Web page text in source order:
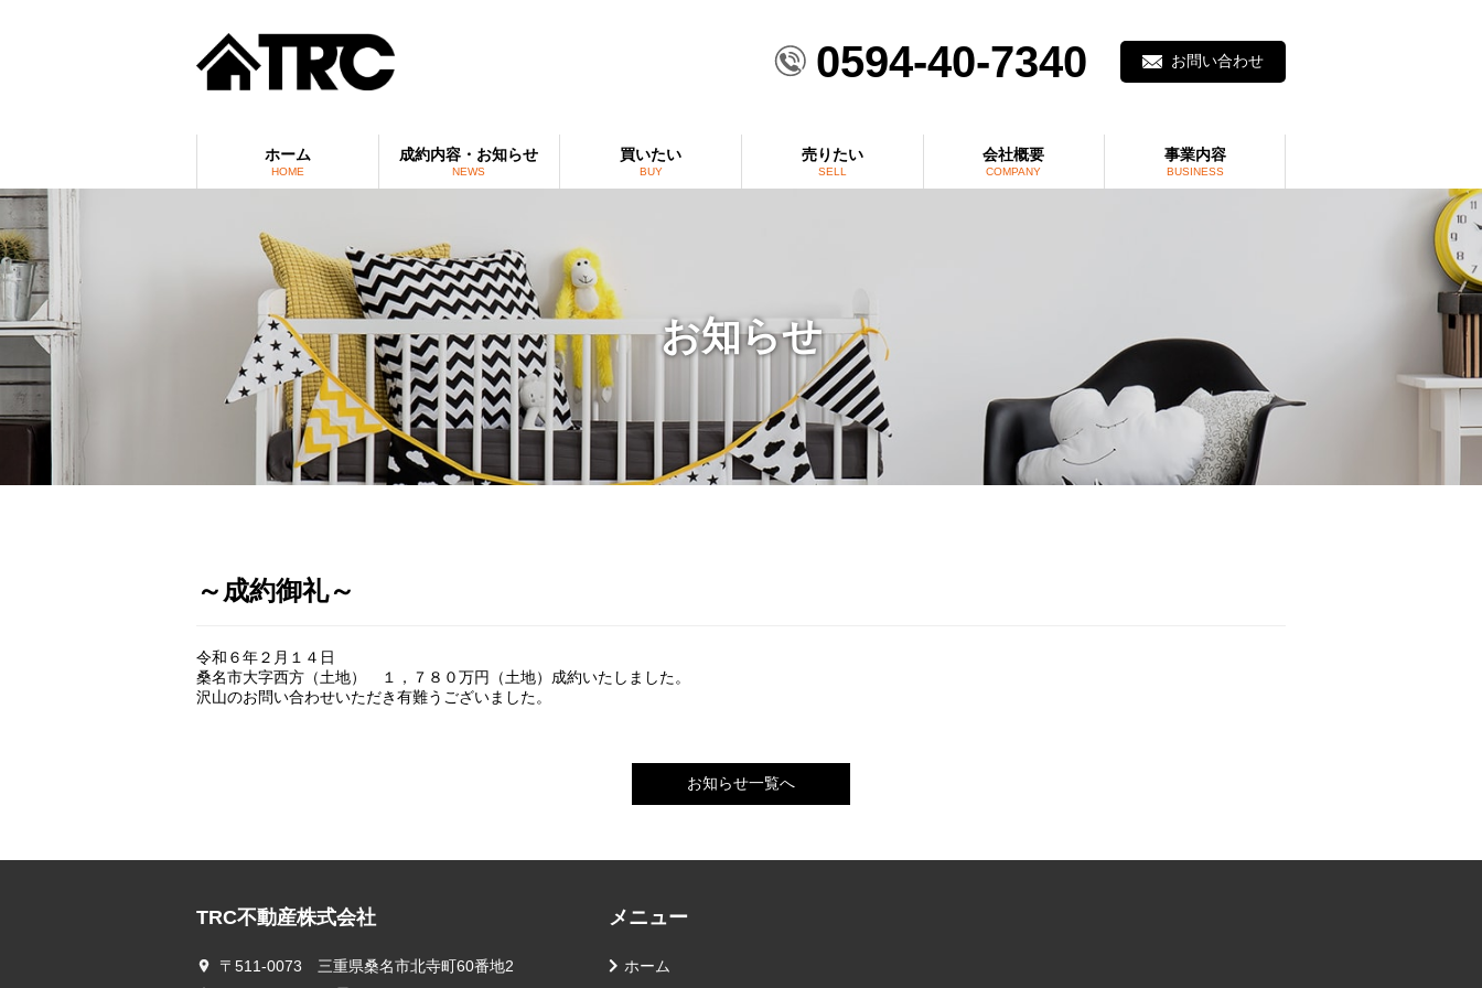
0594-40-7340 お問い合わせ
ホーム
HOME
成約内容・お知らせ
NEWS
買いたい
BUY
売りたい
SELL
会社概要
COMPANY
事業内容
BUSINESS
お知らせ
～成約御礼～
令和６年２月１４日
桑名市大字西方（土地） １，７８０万円（土地）成約いたしました。
沢山のお問い合わせいただき有難うございました。
お知らせ一覧へ
TRC不動産株式会社
〒511-0073 三重県桑名市北寺町60番地2
メニュー
ホーム